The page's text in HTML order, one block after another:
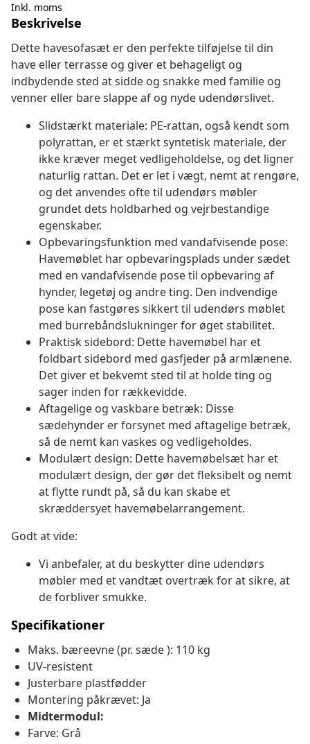
Inkl. moms
Beskrivelse
Dette havesofasæt er den perfekte tilføjelse til din
have eller terrasse og giver et behageligt og
indbydende sted at sidde og snakke med familie og
venner eller bare slappe af og nyde udendørslivet.
Slidstærkt materiale: PE-rattan, også kendt som
polyrattan, er et stærkt syntetisk materiale, der
ikke kræver meget vedligeholdelse, og det ligner
naturlig rattan. Det er let i vægt, nemt at rengøre,
og det anvendes ofte til udendørs møbler
grundet dets holdbarhed og vejrbestandige
egenskaber.
Opbevaringsfunktion med vandafvisende pose:
Havemøblet har opbevaringsplads under sædet
med en vandafvisende pose til opbevaring af
hynder, legetøj og andre ting. Den indvendige
pose kan fastgøres sikkert til udendørs møblet
med burrebåndslukninger for øget stabilitet.
Praktisk sidebord: Dette havemøbel har et
foldbart sidebord med gasfjeder på armlænene.
Det giver et bekvemt sted til at holde ting og
sager inden for rækkevidde.
Aftagelige og vaskbare betræk: Disse
sædehynder er forsynet med aftagelige betræk,
så de nemt kan vaskes og vedligeholdes.
Modulært design: Dette havemøbelsæt har et
modulært design, der gør det fleksibelt og nemt
at flytte rundt på, så du kan skabe et
skræddersyet havemøbelarrangement.
Godt at vide:
Vi anbefaler, at du beskytter dine udendørs
møbler med et vandtæt overtræk for at sikre, at
de forbliver smukke.
Specifikationer
Maks. bæreevne (pr. sæde ): 110 kg
UV-resistent
Justerbare plastfødder
Montering påkrævet: Ja
Midtermodul:
Farve: Grå